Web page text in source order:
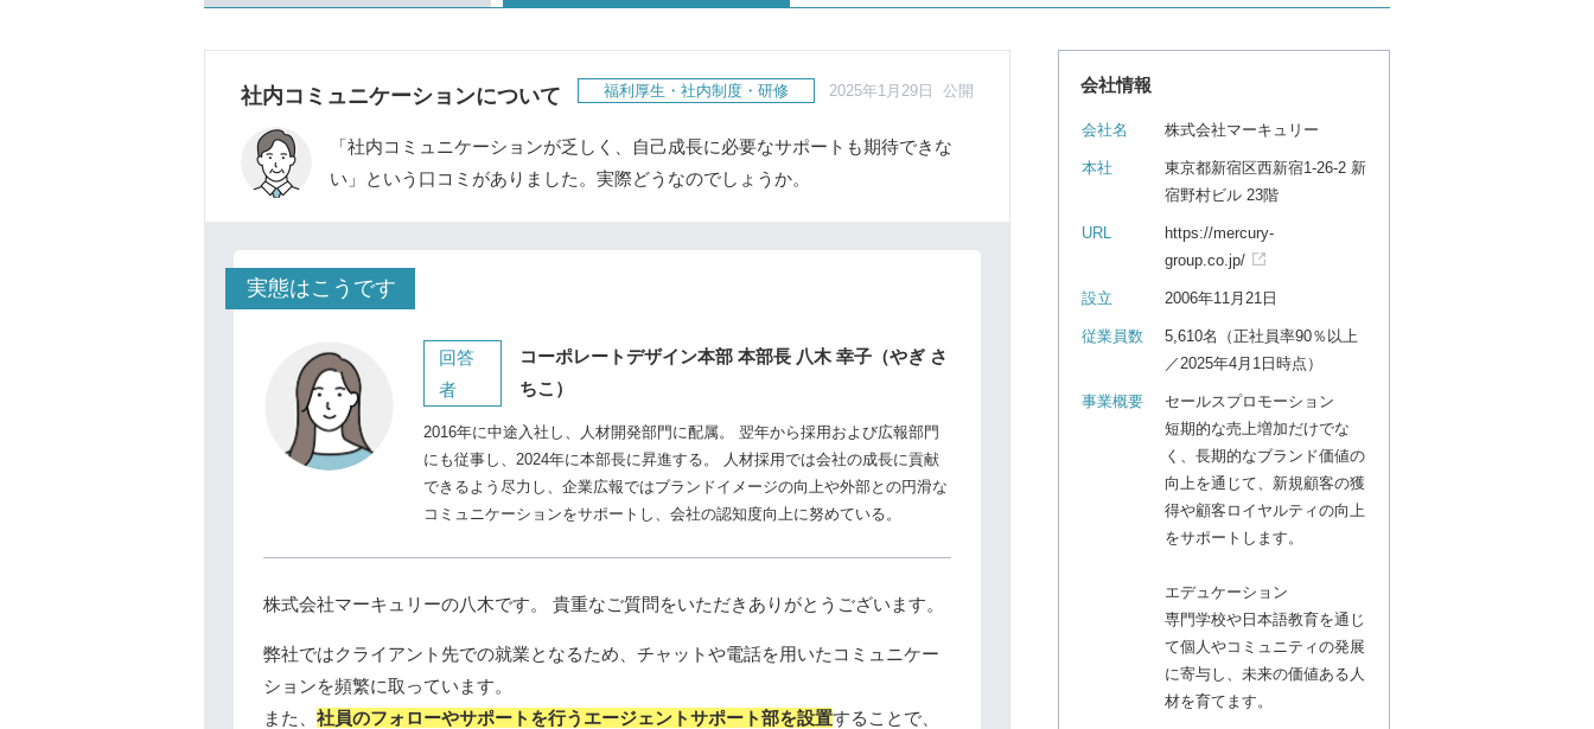
社内コミュニケーションについて 福利厚生・社内制度・研修 2025年1月29日 公開
「社内コミュニケーションが乏しく、自己成長に必要なサポートも期待できな
い」という口コミがありました。実際どうなのでしょうか。
実態はこうです
回答
者
コーポレートデザイン本部 本部長 八木 幸子（やぎ さ
ちこ）
2016年に中途入社し、人材開発部門に配属。 翌年から採用および広報部門
にも従事し、2024年に本部長に昇進する。 人材採用では会社の成長に貢献
できるよう尽力し、企業広報ではブランドイメージの向上や外部との円滑な
コミュニケーションをサポートし、会社の認知度向上に努めている。
株式会社マーキュリーの八木です。 貴重なご質問をいただきありがとうございます。
弊社ではクライアント先での就業となるため、チャットや電話を用いたコミュニケー
ションを頻繁に取っています。
また、 社員のフォローやサポートを行うエージェントサポート部を設置することで、
会社情報
会社名 株式会社マーキュリー
本社
東京都新宿区西新宿1-26-2 新
宿野村ビル 23階
URL
https://mercury-
group.co.jp/
設立 2006年11月21日
従業員数
5,610名（正社員率90％以上
／2025年4月1日時点）
事業概要
セールスプロモーション
短期的な売上増加だけでな
く、長期的なブランド価値の
向上を通じて、新規顧客の獲
得や顧客ロイヤルティの向上
をサポートします。
エデュケーション
専門学校や日本語教育を通じ
て個人やコミュニティの発展
に寄与し、未来の価値ある人
材を育てます。